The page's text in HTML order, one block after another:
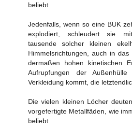
beliebt...
Jedenfalls, wenn so eine BUK
explodiert, schleudert sie
tausende solcher kleinen
Himmelsrichtungen, auch in
dermaßen hohen kinetischen
Aufrupfungen der
Verkleidung kommt, die
Die vielen kleinen Löcher
vorgefertigte Metallfäden, wie
beliebt.